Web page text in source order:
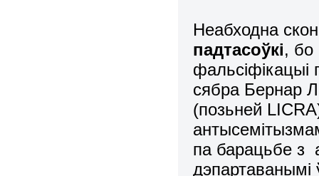
Неабходна
падтасоўкі, бо
фальсіфікацыі
сябра Бернар
(позьней
па барацьбе з
дэпартаванымі